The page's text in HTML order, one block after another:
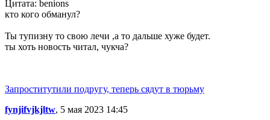
Цитата: benions
кто кого обманул?
Ты тупизну то свою лечи ,а то дальше хуже будет.
ты хоть новость читал, чукча?
Запроститутили подругу, теперь сядут в тюрьму
fynjifvjkjltw, 5 мая 2023 14:45